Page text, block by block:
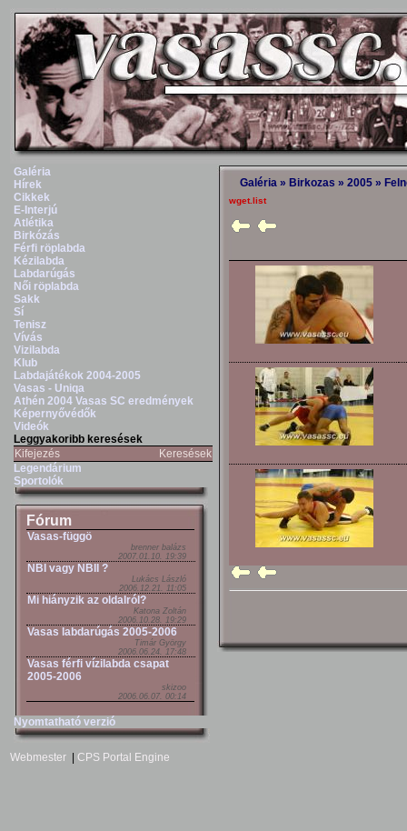
Galéria
Hírek
Cikkek
E-Interjú
Atlétika
Birkózás
Férfi röplabda
Kézilabda
Labdarúgás
Női röplabda
Sakk
Sí
Tenisz
Vívás
Vizilabda
Klub
Labdajátékok 2004-2005
Vasas - Uniqa
Athén 2004 Vasas SC eredmények
Képernyővédők
Videók
Leggyakoribb keresések
Kifejezés
Keresések
Legendárium
Sportolók
Fórum
Vasas-függö
brenner balázs
2007.01.10. 19:39
NBI vagy NBII ?
Lukács László
2006.12.21. 11:05
Mi hiányzik az oldalról?
Katona Zoltán
2006.10.28. 19:29
Vasas labdarúgás 2005-2006
Timár György
2006.06.24. 17:48
Vasas férfi vízilabda csapat
2005-2006
skizoo
2006.06.07. 00:14
Nyomtatható verzió
Galéria » Birkozas » 2005 »
wget.list
Webmester CPS Portal Engine